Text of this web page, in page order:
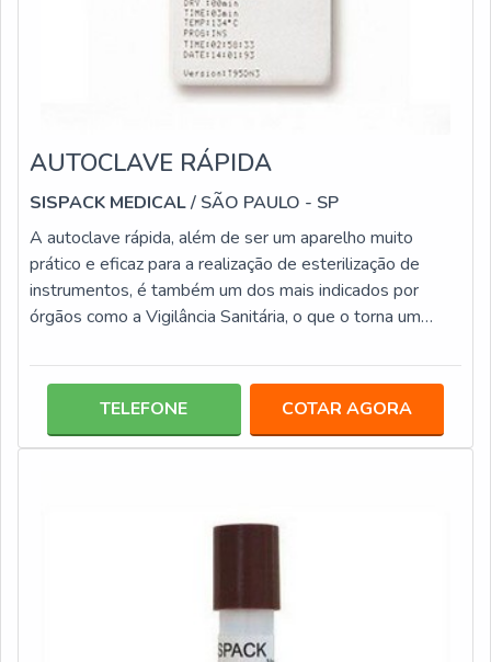
AUTOCLAVE RÁPIDA
SISPACK MEDICAL/ SÃO PAULO - SP
A autoclave rápida, além de ser um aparelho muito
prático e eficaz para a realização de esterilização de
instrumentos, é também um dos mais indicados por
órgãos como a Vigilância Sanitária, o que o torna um
longe do perigo de infecções. Além disso, a autoclave é
torna uma aquisição segura, entre elas: Possui custo
acessível; É compatível com diversos tipos de
TELEFONE COTAR AGORA